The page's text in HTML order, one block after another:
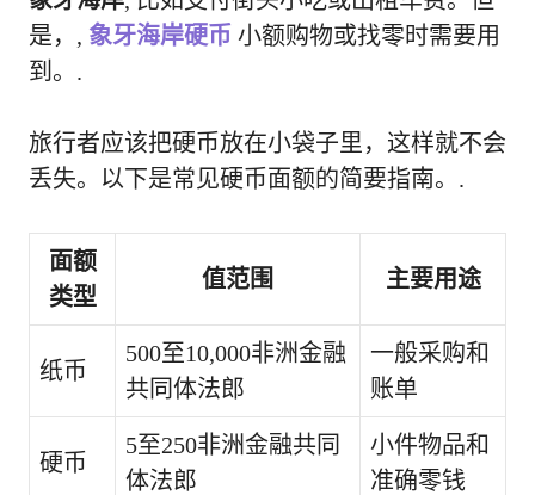
是，, 象牙海岸硬币 小额购物或找零时需要用
到。.
旅行者应该把硬币放在小袋子里，这样就不会
丢失。以下是常见硬币面额的简要指南。.
面额
类型
值范围 主要用途
纸币
500至10,000非洲金融
共同体法郎
一般采购和
账单
硬币
5至250非洲金融共同
体法郎
小件物品和
准确零钱